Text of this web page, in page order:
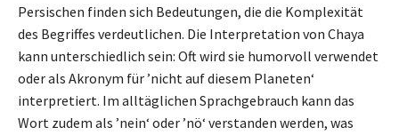
Persischen finden sich Bedeutungen, die die Komplexität
des Begriffes verdeutlichen. Die Interpretation von Chaya
kann unterschiedlich sein: Oft wird sie humorvoll verwendet
oder als Akronym für ’nicht auf diesem Planeten‘
interpretiert. Im alltäglichen Sprachgebrauch kann das
Wort zudem als ’nein‘ oder ’nö‘ verstanden werden, was